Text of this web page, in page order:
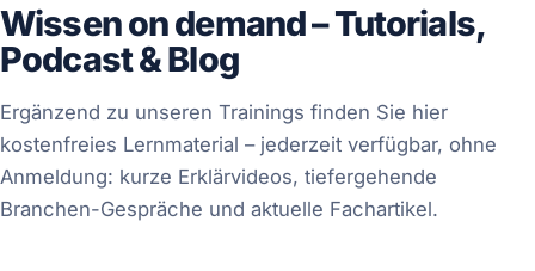
Wissen on demand – Tutorials,
Podcast & Blog
Ergänzend zu unseren Trainings finden Sie hier
kostenfreies Lernmaterial – jederzeit verfügbar, ohne
Anmeldung: kurze Erklärvideos, tiefergehende
Branchen-Gespräche und aktuelle Fachartikel.